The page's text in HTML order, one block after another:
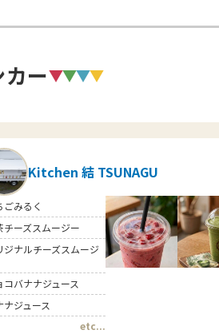
ー
Kitchen 結 TSUNAGU
ごみるく
チーズスムージー
ジナルチーズスムージ
コバナナジュース
ナジュース
etc...